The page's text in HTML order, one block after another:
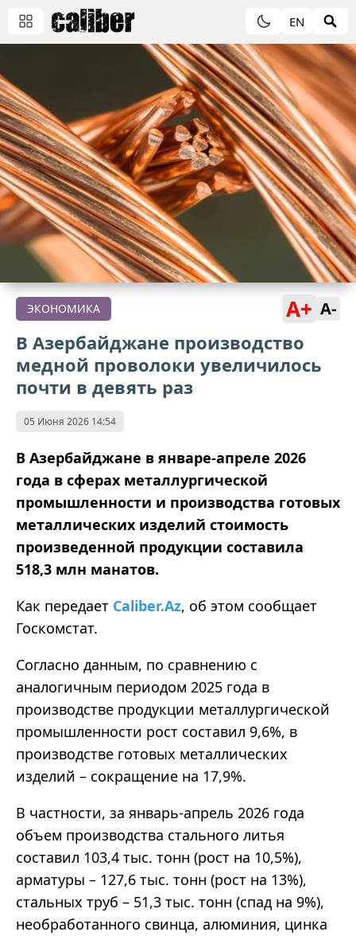
EN
ЭКОНОМИКА A+ A-
В Азербайджане производство
медной проволоки увеличилось
почти в девять раз
05 Июня 2026 14:54
В Азербайджане в январе-апреле 2026
года в сферах металлургической
промышленности и производства готовых
металлических изделий стоимость
произведенной продукции составила
518,3 млн манатов.
Как передает Caliber.Az, об этом сообщает
Госкомстат.
Согласно данным, по сравнению с
аналогичным периодом 2025 года в
производстве продукции металлургической
промышленности рост составил 9,6%, в
производстве готовых металлических
изделий – сокращение на 17,9%.
В частности, за январь-апрель 2026 года
объем производства стального литья
составил 103,4 тыс. тонн (рост на 10,5%),
арматуры – 127,6 тыс. тонн (рост на 13%),
стальных труб – 51,3 тыс. тонн (спад на 9%),
необработанного свинца, алюминия, цинка